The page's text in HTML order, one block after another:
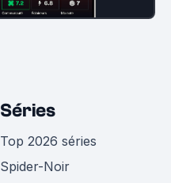
Séries
Top 2026 séries
Spider-Noir